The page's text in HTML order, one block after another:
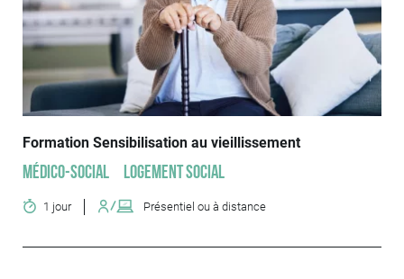
Formation Sensibilisation au vieillissement
Médico-social Logement social
1 jour Présentiel ou à distance